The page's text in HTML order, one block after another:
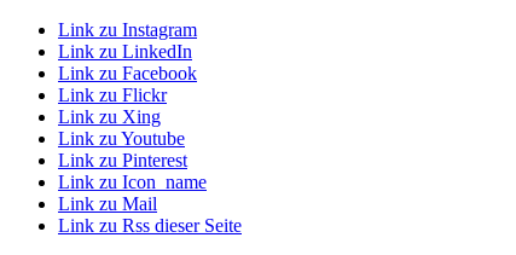
Link zu Instagram
Link zu LinkedIn
Link zu Facebook
Link zu Flickr
Link zu Xing
Link zu Youtube
Link zu Pinterest
Link zu Icon_name
Link zu Mail
Link zu Rss dieser Seite